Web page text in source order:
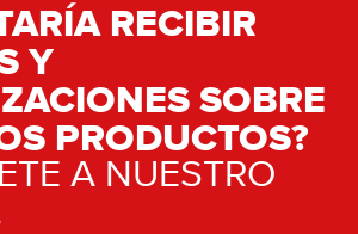
RECIBIR
Y
SOBRE
PRODUCTOS?
A NUESTRO